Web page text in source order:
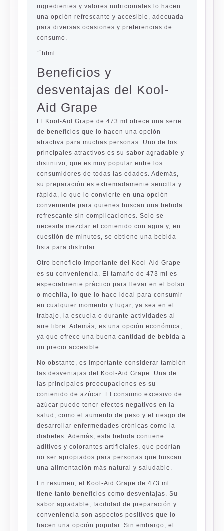
ingredientes y valores nutricionales lo hacen
una opción refrescante y accesible, adecuada
para diversas ocasiones y preferencias de
consumo.
“`html
Beneficios y
desventajas del Kool-
Aid Grape
El Kool-Aid Grape de 473 ml ofrece una serie
de beneficios que lo hacen una opción
atractiva para muchas personas. Uno de los
principales atractivos es su sabor agradable y
distintivo, que es muy popular entre los
consumidores de todas las edades. Además,
su preparación es extremadamente sencilla y
rápida, lo que lo convierte en una opción
conveniente para quienes buscan una bebida
refrescante sin complicaciones. Solo se
necesita mezclar el contenido con agua y, en
cuestión de minutos, se obtiene una bebida
lista para disfrutar.
Otro beneficio importante del Kool-Aid Grape
es su conveniencia. El tamaño de 473 ml es
especialmente práctico para llevar en el bolso
o mochila, lo que lo hace ideal para consumir
en cualquier momento y lugar, ya sea en el
trabajo, la escuela o durante actividades al
aire libre. Además, es una opción económica,
ya que ofrece una buena cantidad de bebida a
un precio accesible.
No obstante, es importante considerar también
las desventajas del Kool-Aid Grape. Una de
las principales preocupaciones es su
contenido de azúcar. El consumo excesivo de
azúcar puede tener efectos negativos en la
salud, como el aumento de peso y el riesgo de
desarrollar enfermedades crónicas como la
diabetes. Además, esta bebida contiene
aditivos y colorantes artificiales, que podrían
no ser apropiados para personas que buscan
una alimentación más natural y saludable.
En resumen, el Kool-Aid Grape de 473 ml
tiene tanto beneficios como desventajas. Su
sabor agradable, facilidad de preparación y
conveniencia son aspectos positivos que lo
hacen una opción popular. Sin embargo, el